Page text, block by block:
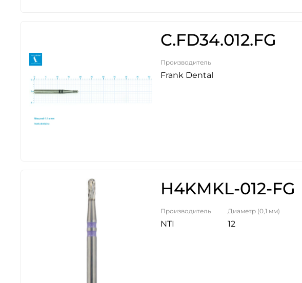
C.FD34.012.FG
Производитель
Frank Dental
H4KMKL-012-FG
Производитель
NTI
Диаметр (0,1 мм)
12